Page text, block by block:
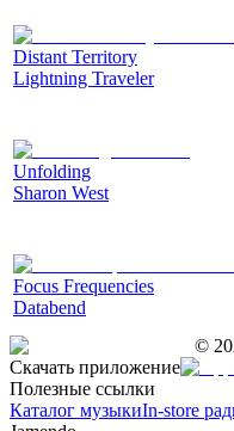
Distant Territory
Lightning Traveler
Unfolding
Sharon West
Focus Frequencies
Databend
©
Скачать приложение
Полезные ссылки
Каталог музыкиIn-store